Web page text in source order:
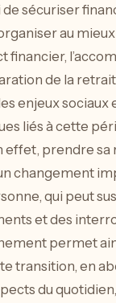
sécuriser
au
financier,
de la
enjeux sociaux
liés à cette
effet, prendre sa
changement
qui peut
et des
permet
transition, en
du